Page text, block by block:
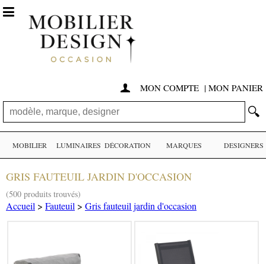
 MON COMPTE | MON PANIER
🔍

MOBILIER LUMINAIRES DÉCORATION MARQUES DESIGNERS
GRIS FAUTEUIL JARDIN D'OCCASION
(500 produits trouvés)
Accueil > Fauteuil > Gris fauteuil jardin d'occasion